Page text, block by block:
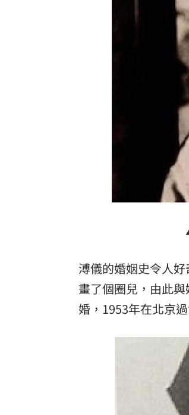
溥儀的婚姻史令人
畫了個圈兒，由此
婚，1953年在北京